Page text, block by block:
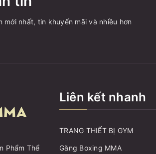
mới nhất, tin khuyến mãi và nhiều hơn
Phẩm Thể
Liên kết nhanh
TRANG THIẾT BỊ GYM
Găng Boxing MMA